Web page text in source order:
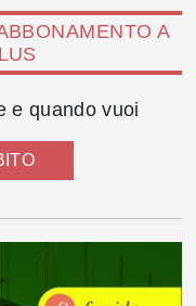
A
e quando vuoi